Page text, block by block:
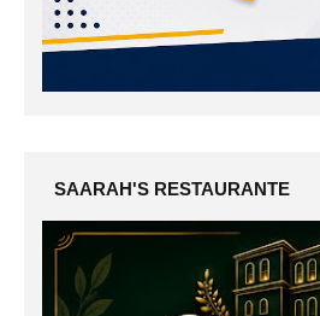
SAARAH'S RESTAURANTE